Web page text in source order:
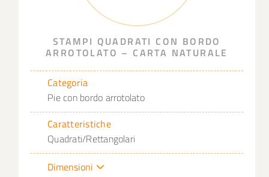
STAMPI QUADRATI CON BORDO
ARROTOLATO – CARTA NATURALE
Categoria
Pie con bordo arrotolato
Caratteristiche
Quadrati/Rettangolari
Dimensioni